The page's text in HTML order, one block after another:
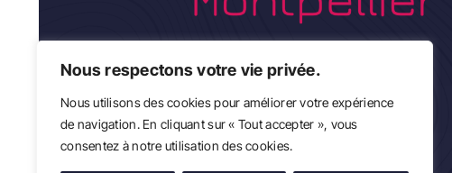
Nous respectons votre vie privée.
Nous utilisons des cookies pour améliorer votre expérience
de navigation. En cliquant sur « Tout accepter », vous
consentez à notre utilisation des cookies.